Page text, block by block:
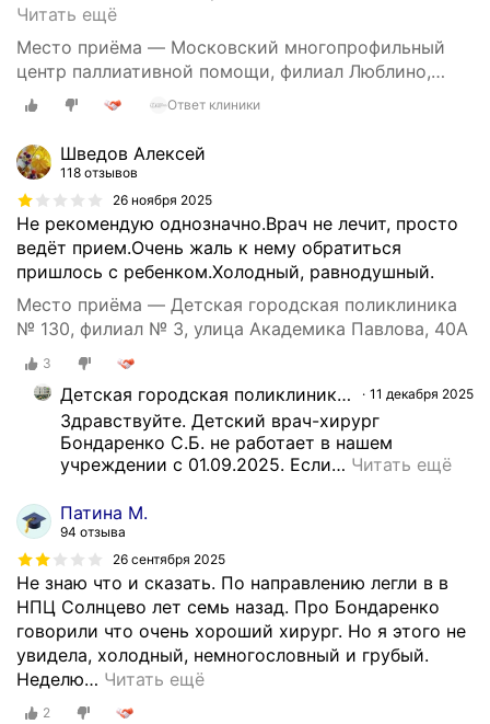
Читать ещёВ
ы
р
а
ж
ю
о
г
р
о
м
н
у
б
л
а
г
о
а
р
н
о
с
т
ь
в
с
Место приёма — Московский многопрофильный
центр паллиативной помощи, филиал Люблино,
улица Шкулёва, 4, стр. 2
Ответ клиники
Шведов Алексей
118 отзывов
26 ноября 2025
Не рекомендую однозначно.Врач не лечит, просто
ведёт прием.Очень жаль к нему обратиться
пришлось с ребенком.Холодный, равнодушный.
Место приёма — Детская городская поликлиника
№ 130, филиал № 3, улица Академика Павлова, 40А
3
Детская городская поликлиника № 130, филиал № 3 11 декабря 2025
Здравствуйте. Детский врач-хирург
Бондаренко С.Б. не работает в нашем
учреждении с 01.09.2025. Если… Читать ещё
Патина М.
94 отзыва
26 сентября 2025
Не знаю что и сказать. По направлению легли в в
НПЦ Солнцево лет семь назад. Про Бондаренко
говорили что очень хороший хирург. Но я этого не
увидела, холодный, немногословный и грубый.
Неделю… Читать ещё
2